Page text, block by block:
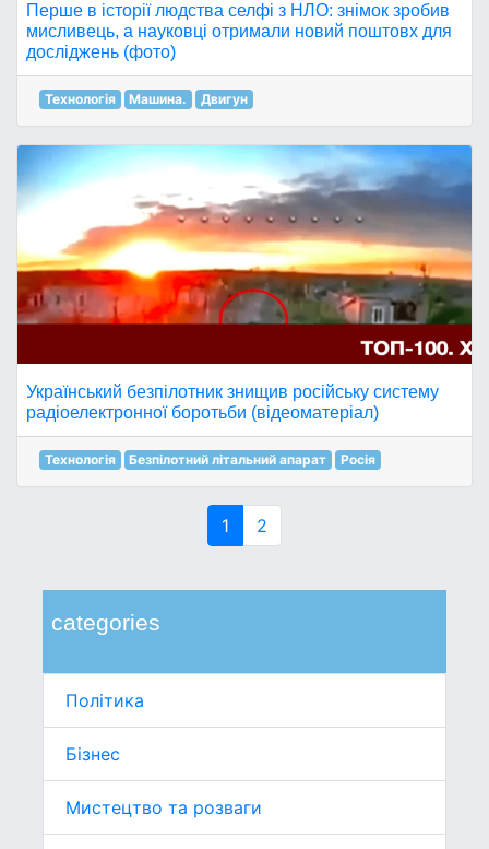
categories
Політика
Бізнес
Мистецтво та розваги
Перше в історії людства селфі з НЛО: знімок зробив
мисливець, а науковці отримали новий поштовх для
досліджень (фото)
Технологія Машина. Двигун
Український безпілотник знищив російську систему
радіоелектронної боротьби (відеоматеріал)
Технологія Безпілотний літальний апарат Росія
1 2